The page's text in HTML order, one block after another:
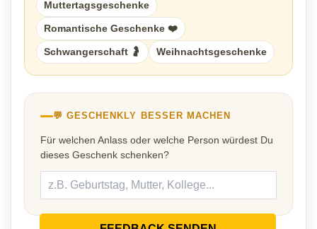
Muttertagsgeschenke
Romantische Geschenke ❤️
Schwangerschaft 🤰 Weihnachtsgeschenke
💬 GESCHENKLY BESSER MACHEN
Für welchen Anlass oder welche Person würdest Du
dieses Geschenk schenken?